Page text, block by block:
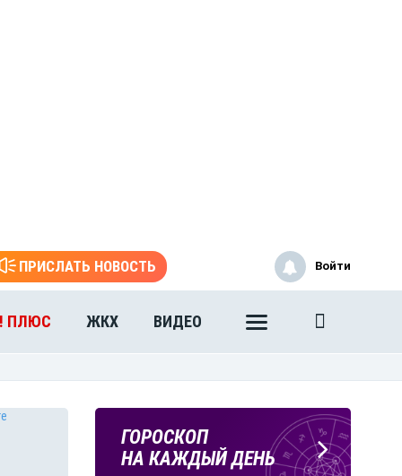
ПРИСЛАТЬ НОВОСТЬ
ПЛЮС ЖКХ ВИДЕО
Войти
ГОРОСКОП
НА КАЖДЫЙ ДЕНЬ
ПОГОДА
В БЕЛГОРОДЕ
Подпишись
на тг-канал
«МОЁ! Белгород»